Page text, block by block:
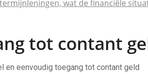
wat de financiële
tot contant
en eenvoudig toegang tot contant geld